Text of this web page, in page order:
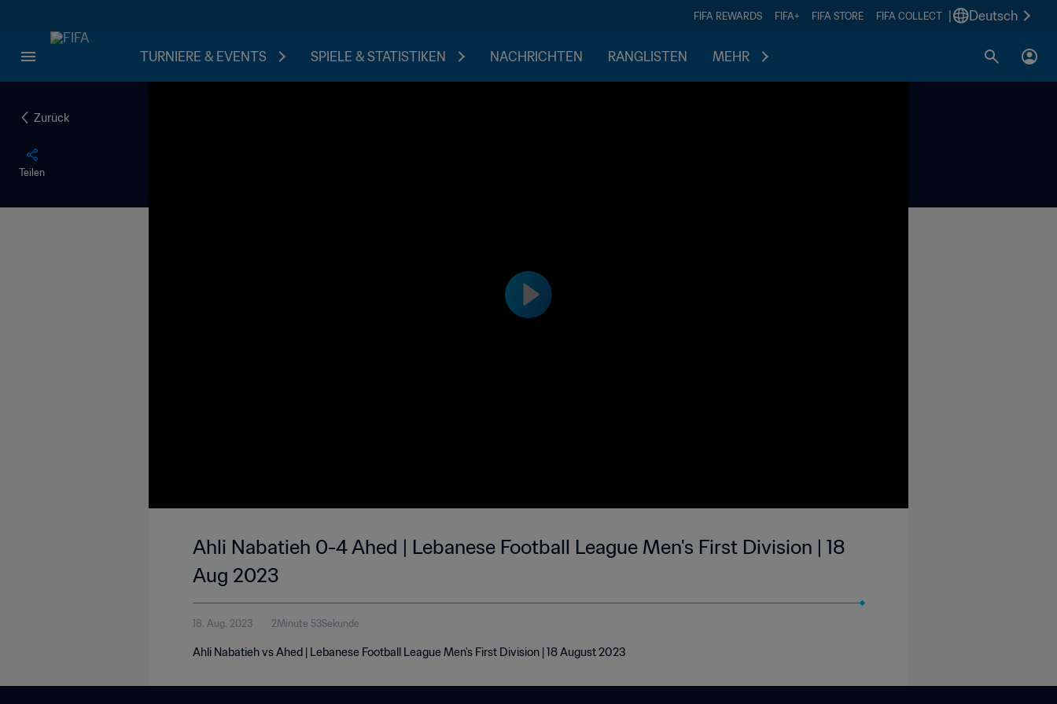
FIFA REWARDS FIFA+ FIFA STORE FIFA COLLECT Deutsch
TURNIERE & EVENTS SPIELE & STATISTIKEN NACHRICHTEN RANGLISTEN MEHR
Zurück
Teilen
Ahli Nabatieh 0-4 Ahed | Lebanese Football League Men's First Division | 18
Aug 2023
18. Aug. 2023 2Minute 53Sekunde
Ahli Nabatieh vs Ahed | Lebanese Football League Men's First Division | 18 August 2023